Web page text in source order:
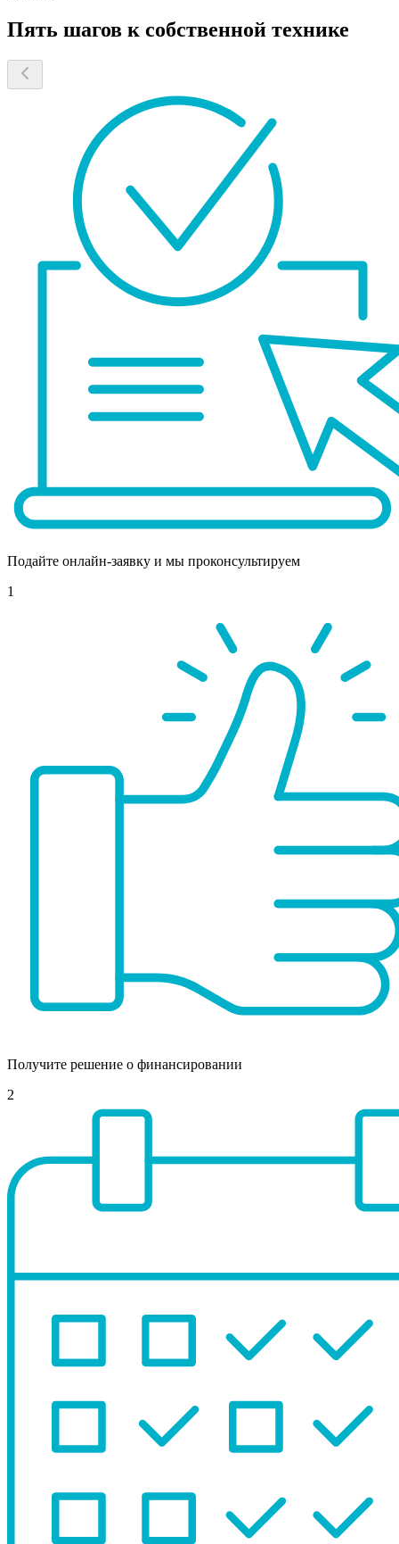
Пять шагов к собственной технике
Подайте онлайн-заявку и мы проконсультируем
1
Получите решение о финансировании
2